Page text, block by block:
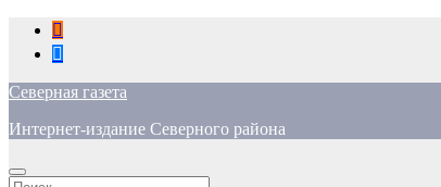
Перейти
содержимому
Северная газета
Интернет-издание Северного района